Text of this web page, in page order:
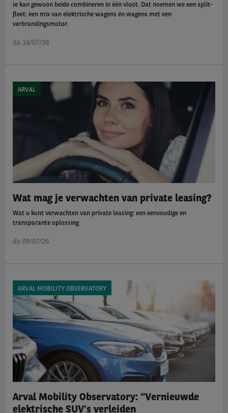
Je kan gewoon beide combineren in één vloot. Dat noemen we een split-
fleet: een mix van elektrische wagens én wagens met een
verbrandingsmotor.
do 16/07/26
ARVAL
Wat mag je verwachten van private leasing?
Wat u kunt verwachten van private leasing: een eenvoudige en
transparante oplossing
do 09/07/26
ARVAL MOBILITY OBSERVATORY
Arval Mobility Observatory: “Vernieuwde
elektrische SUV’s verleiden